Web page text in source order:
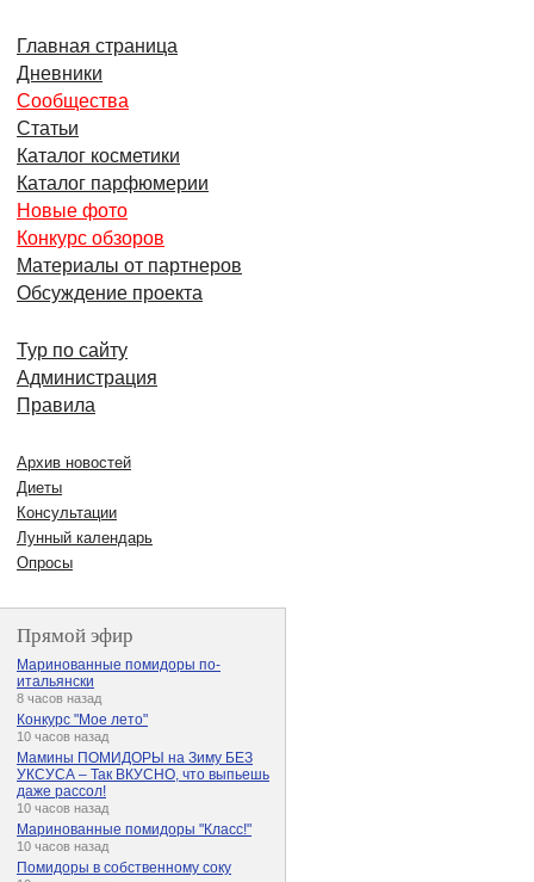
Главная страница
Дневники
Сообщества
Статьи
Каталог косметики
Каталог парфюмерии
Новые фото
Конкурс обзоров
Материалы от партнеров
Обсуждение проекта
Тур по сайту
Администрация
Правила
Архив новостей
Диеты
Консультации
Лунный календарь
Опросы
Прямой эфир
Маринованные помидоры по-
итальянски
8 часов назад
Конкурс "Мое лето"
10 часов назад
Мамины ПОМИДОРЫ на Зиму БЕЗ
УКСУСА – Так ВКУСНО, что выпьешь
даже рассол!
10 часов назад
Маринованные помидоры "Класс!"
10 часов назад
Помидоры в собственному соку